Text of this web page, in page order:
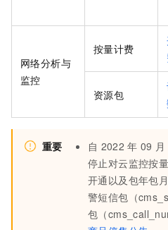
网络分析与
监控
按量计费
资源包
重要 自 2022 年 09 月
停止对云监控按
开通以及包年包
警短信包（
包（